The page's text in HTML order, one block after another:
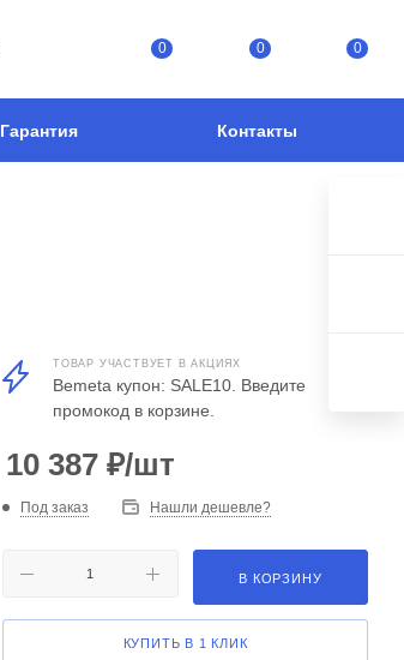
0 0 0
Гарантия Контакты
ТОВАР УЧАСТВУЕТ В АКЦИЯХ
Bemeta купон: SALE10. Введите
промокод в корзине.
10 387 ₽/шт
Под заказ Нашли дешевле?
В КОРЗИНУ
КУПИТЬ В 1 КЛИК